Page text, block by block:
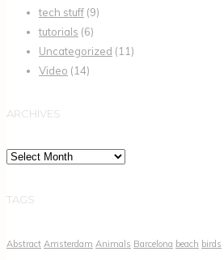
tech stuff (9)
tutorials (6)
Uncategorized (11)
Video (14)
ARCHIVES
Archives
TAGS
Abstract Amsterdam Animals Barcelona beach birds